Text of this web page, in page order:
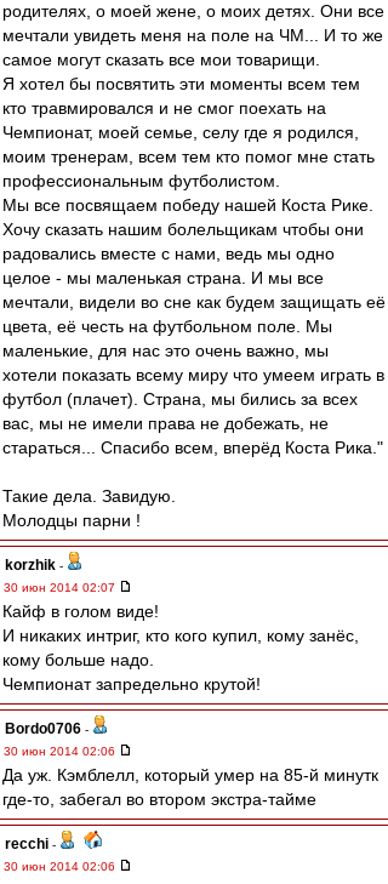
родителях, о моей жене, о моих детях. Они все
мечтали увидеть меня на поле на ЧМ... И то же
самое могут сказать все мои товарищи.
Я хотел бы посвятить эти моменты всем тем
кто травмировался и не смог поехать на
Чемпионат, моей семье, селу где я родился,
моим тренерам, всем тем кто помог мне стать
профессиональным футболистом.
Мы все посвящаем победу нашей Коста Рике.
Хочу сказать нашим болельщикам чтобы они
радовались вместе с нами, ведь мы одно
целое - мы маленькая страна. И мы все
мечтали, видели во сне как будем защищать её
цвета, её честь на футбольном поле. Мы
маленькие, для нас это очень важно, мы
хотели показать всему миру что умеем играть в
футбол (плачет). Страна, мы бились за всех
вас, мы не имели права не добежать, не
стараться... Спасибо всем, вперёд Коста Рика."
Такие дела. Завидую.
Молодцы парни !
korzhik -
30 июн 2014 02:07
Кайф в голом виде!
И никаких интриг, кто кого купил, кому занёс,
кому больше надо.
Чемпионат запредельно крутой!
Bordo0706 -
30 июн 2014 02:06
Да уж. Кэмблелл, который умер на 85-й минутк
где-то, забегал во втором экстра-тайме
recchi -
30 июн 2014 02:06